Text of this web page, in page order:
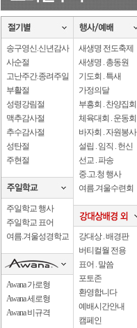
송구영신.신년감사
사순절
고난주간.종려주일
부활절
성령강림절
맥추감사절
추수감사절
성탄절
주현절
주일학교 행사
주일학교 표어
여름.겨울성경학교
Awana 가로형
Awana 세로형
Awana 비규격
새생명 전도축제
새생명 . 총동원
기도회 . 특새
가정의달
부흥회 . 찬양집회
체육대회 . 운동회
바자회 . 자원봉사
설립 . 임직 . 헌신
선교 . 파송
중.고.청 행사
여름.겨울수련회
강대상 . 배경판
버티컬월 전용
표어 . 말씀
포토존
환영합니다
예배시간안내
캠페인